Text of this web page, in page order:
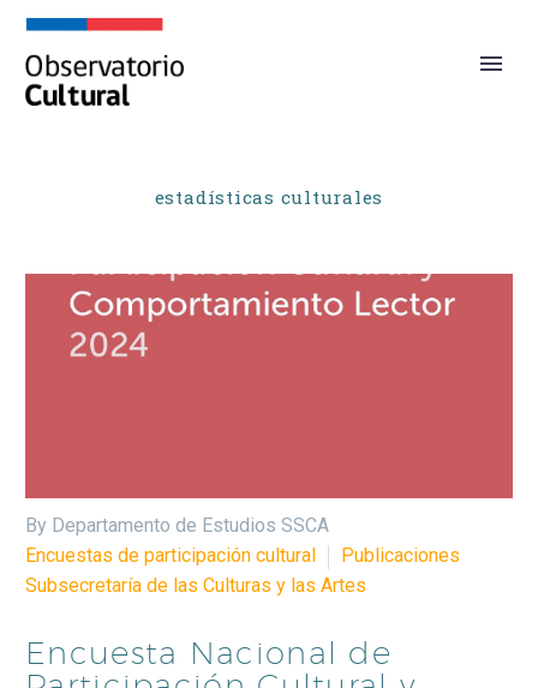
estadísticas culturales
By Departamento de Estudios SSCA
Encuestas de participación cultural
Publicaciones
Subsecretaría de las Culturas y las Artes
Encuesta Nacional de